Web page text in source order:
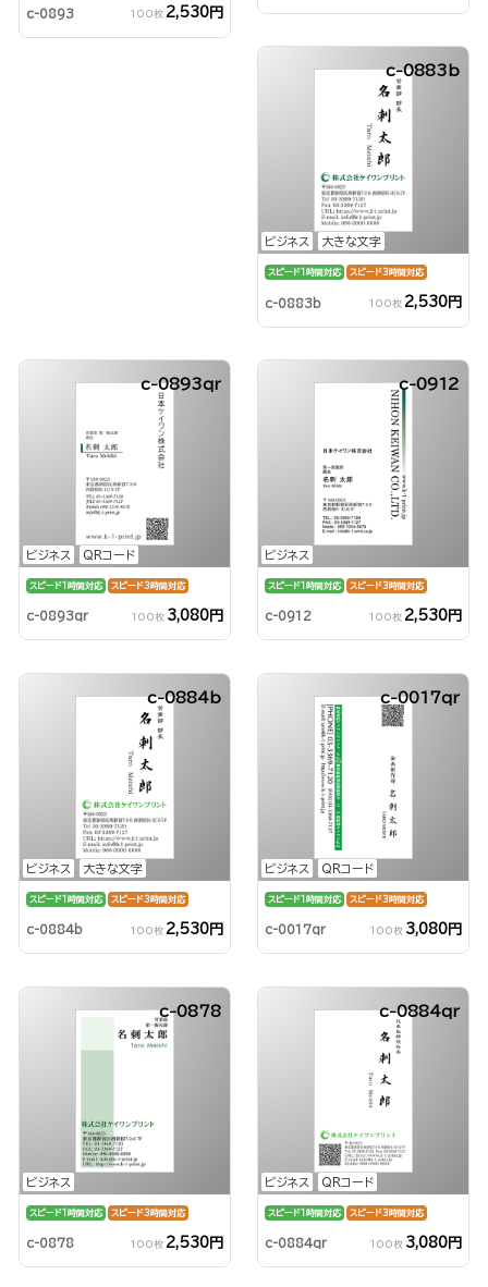
c-0893 100枚 2,530円
ビジネス 大きな文字
c-0883b
スピード1時間対応 スピード3時間対応
c-0883b 100枚 2,530円
ビジネス QRコード
c-0893qr
スピード1時間対応 スピード3時間対応
c-0893qr 100枚 3,080円
ビジネス
c-0912
スピード1時間対応 スピード3時間対応
c-0912 100枚 2,530円
ビジネス 大きな文字
c-0884b
スピード1時間対応 スピード3時間対応
c-0884b 100枚 2,530円
ビジネス QRコード
c-0017qr
スピード1時間対応 スピード3時間対応
c-0017qr 100枚 3,080円
ビジネス
c-0878
スピード1時間対応 スピード3時間対応
c-0878 100枚 2,530円
ビジネス QRコード
c-0884qr
スピード1時間対応 スピード3時間対応
c-0884qr 100枚 3,080円